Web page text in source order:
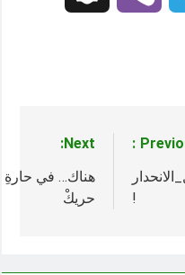
!
Next:
هناك… في حارةِ
حريكْ